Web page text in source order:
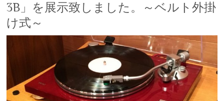
3B」を展示致しました。～ベルト外掛
け式～